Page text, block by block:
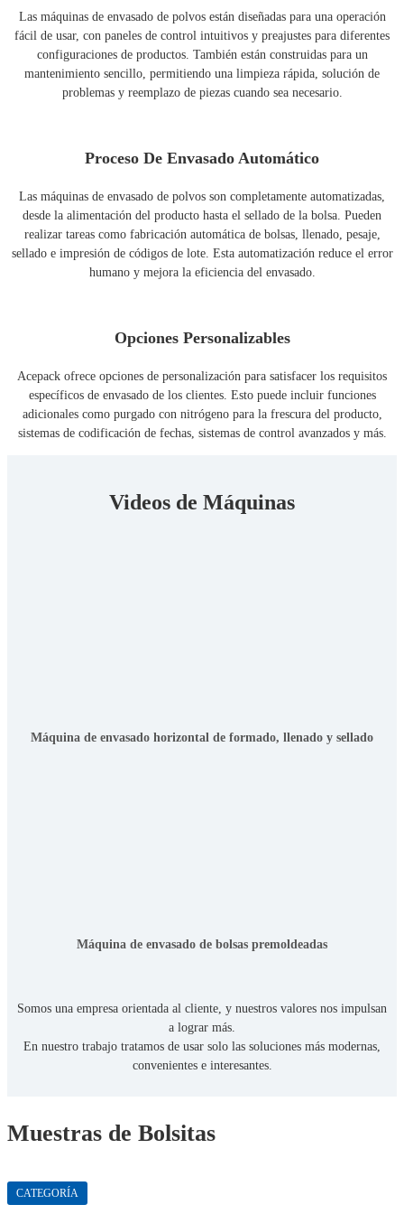
Las máquinas de envasado de polvos están diseñadas para una operación
fácil de usar, con paneles de control intuitivos y preajustes para diferentes
configuraciones de productos. También están construidas para un
mantenimiento sencillo, permitiendo una limpieza rápida, solución de
problemas y reemplazo de piezas cuando sea necesario.
Proceso De Envasado Automático
Las máquinas de envasado de polvos son completamente automatizadas,
desde la alimentación del producto hasta el sellado de la bolsa. Pueden
realizar tareas como fabricación automática de bolsas, llenado, pesaje,
sellado e impresión de códigos de lote. Esta automatización reduce el error
humano y mejora la eficiencia del envasado.
Opciones Personalizables
Acepack ofrece opciones de personalización para satisfacer los requisitos
específicos de envasado de los clientes. Esto puede incluir funciones
adicionales como purgado con nitrógeno para la frescura del producto,
sistemas de codificación de fechas, sistemas de control avanzados y más.
Videos de Máquinas
Máquina de envasado horizontal de formado, llenado y sellado
Máquina de envasado de bolsas premoldeadas
Somos una empresa orientada al cliente, y nuestros valores nos impulsan
a lograr más.
En nuestro trabajo tratamos de usar solo las soluciones más modernas,
convenientes e interesantes.
Muestras de Bolsitas
CATEGORÍA